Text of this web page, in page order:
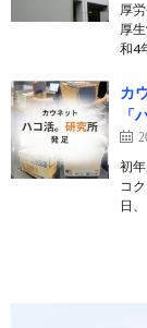
厚
厚
和4
カ
「
初
コ
日